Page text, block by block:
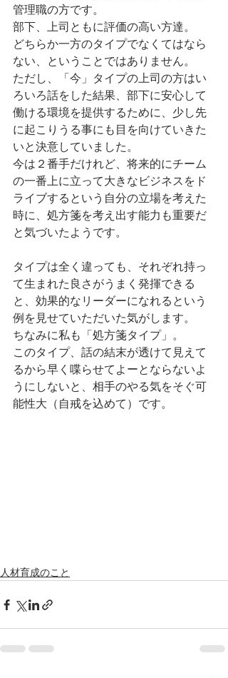
管理職の方です。
部下、上司ともに評価の高い方達。
どちらか一方のタイプでなくてはなら
ない、ということではありません。
ただし、「今」タイプの上司の方はい
ろいろ話をした結果、部下に安心して
働ける環境を提供するために、少し先
に起こりうる事にも目を向けていきた
いと決意していました。
今は２番手だけれど、将来的にチーム
の一番上に立って大きなビジネスをド
ライブするという自分の立場を考えた
時に、処方箋を考え出す能力も重要だ
と気づいたようです。
タイプは全く違っても、それぞれ持っ
て生まれた良さがうまく発揮できる
と、効果的なリーダーになれるという
例を見せていただいた気がします。
ちなみに私も「処方箋タイプ」。
このタイプ、話の結末が透けて見えて
るから早く喋らせてよーとならないよ
うにしないと、相手のやる気をそぐ可
能性大（自戒を込めて）です。
人材育成のこと